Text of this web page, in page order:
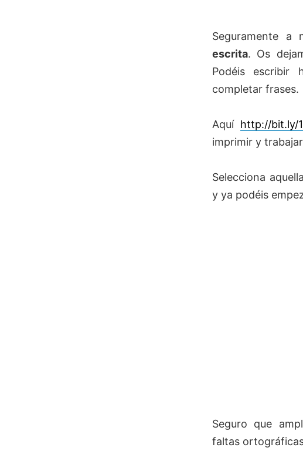
Seguramente a
escrita. Os
Podéis escribir
completar frases.
Aquí http://bit.ly/
imprimir y
Selecciona
y ya podéis
Seguro que
faltas